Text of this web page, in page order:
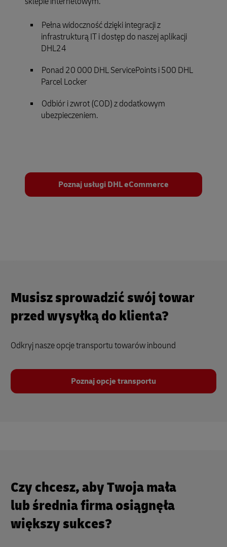
Pełna widoczność dzięki integracji z
infrastrukturą IT i dostęp do naszej aplikacji
DHL24
Ponad 20 000 DHL ServicePoints i 500 DHL
Parcel Locker
Odbiór i zwrot (COD) z dodatkowym
ubezpieczeniem.
Poznaj usługi DHL eCommerce
Musisz sprowadzić swój towar
przed wysyłką do klienta?
Odkryj nasze opcje transportu towarów inbound
Poznaj opcje transportu
Czy chcesz, aby Twoja mała
lub średnia firma osiągnęła
większy sukces?